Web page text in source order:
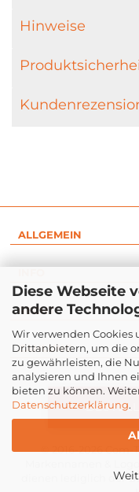
Diese Webseite
andere
Wir verwenden Cookies
Drittanbietern, um die
zu gewährleisten, die
analysieren und Ihnen
bieten zu können.
Datenschutzerklärung.
Hinweise
ALLGEMEIN
RECHT
ZAHLUNG
© 2016-2026Com-
dienen lediglich der